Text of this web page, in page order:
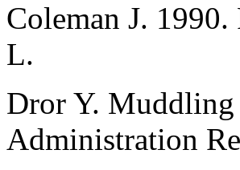
Coleman J.
L.
Dror Y.
Administration